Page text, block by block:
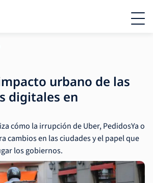
urbano de las
digitales en
cómo la irrupción de Uber, PedidosYa o
cambios en las ciudades y el papel que
los gobiernos.